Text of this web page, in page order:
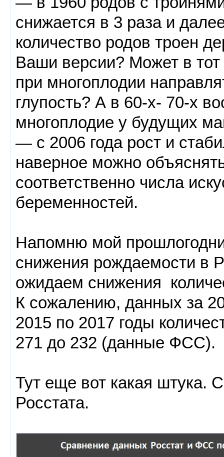
снижается в 3 раза и
количество родов троен
Ваши версии? Может в
при многоплодии
глупость? А в 60-х- 70-х
многоплодие у будущих
— с 2006 года рост и
наверное можно
соответственно числа
беременностей.
Напомню мой
снижения рождаемости в
ожидаем снижения
К сожалению, данных за
2015 по 2017 годы
271 до 232 (данные ФСС).
Тут еще вот какая
Росстата.